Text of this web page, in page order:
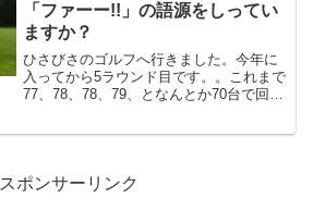
「ファーー!!」の語源をしってい
ますか？
ひさびさのゴルフへ行きました。今年に
入ってから5ラウンド目です。。これまで
77、78、78、79、となんとか70台で回っ
スポンサーリンク